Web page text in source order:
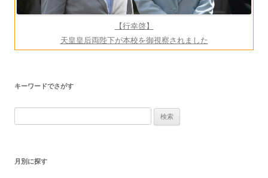
【行幸啓】
天皇皇后両陛下が本校を御視察されました
キーワードでさがす
月別に探す